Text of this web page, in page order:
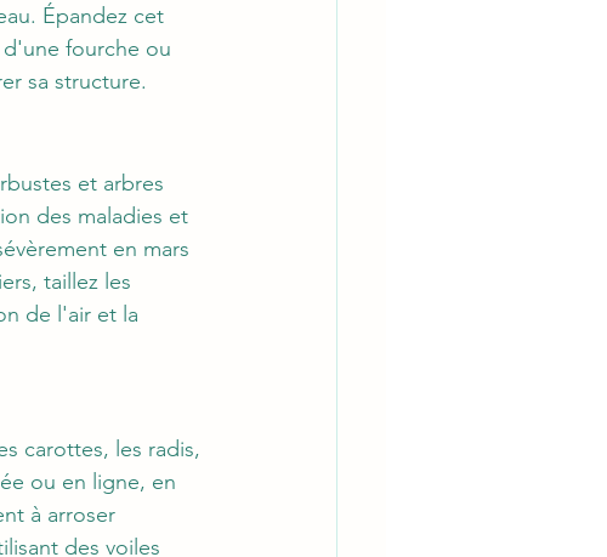
Épandez cet
fourche ou
sa structure.
et arbres
des maladies et
en mars
taillez les
de l'air et la
carottes, les radis,
ou en ligne, en
à arroser
des voiles